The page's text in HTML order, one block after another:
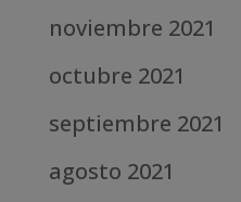
noviembre 2021
octubre 2021
septiembre 2021
agosto 2021